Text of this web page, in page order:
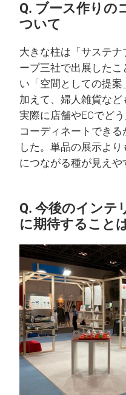
Q. ブース作りの
ついて
大きな柱は「サステ
ープ三社で出展した
い「空間としての提
加えて、婦人雑貨な
実際に店舗やECでど
コーディネートでき
した。単品の展示よ
につながる種が見えや
Q. 今後のインテ
に期待すること